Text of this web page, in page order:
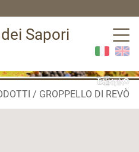
Sapori
GROPPELLO DI REVÒ